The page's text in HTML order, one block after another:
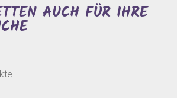
AUCH FÜR IHRE